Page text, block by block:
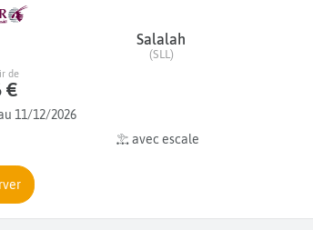
Salalah
(SLL)
11/12/2026
avec escale
de
€